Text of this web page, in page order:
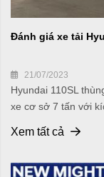
Đánh giá xe tải
21/07/2023
Hyundai 110SL
xe cơ sở 7 tấn với
Xem tất cả